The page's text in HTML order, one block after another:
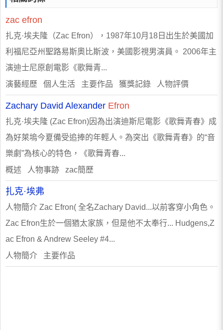
zac efron
扎克·埃夫隆（Zac Efron），1987年10月18日出生於美國加
利福尼亞州聖路易斯奧比斯波，美國影視男演員。 2006年主
演迪士尼原創電影《歌舞青...
演藝經歷 個人生活 主要作品 獲獎記錄 人物評價
Zachary David Alexander Efron
扎克·埃夫隆 (Zac Efron)因為出演迪斯尼電影《歌舞青春》成
為好萊塢今夏備受追捧的年輕人。為突出《歌舞青春》的“音
樂劇”為核心的特色，《歌舞青春...
概述 人物事跡 zac簡歷
扎克·埃弗
人物簡介 Zac Efron( 全名Zachary David...以前客穿小角色。
Zac Efron生於一個猶太家族，但是他不太奉行... Hudgens,Z
ac Efron & Andrew Seeley #4...
人物簡介 主要作品